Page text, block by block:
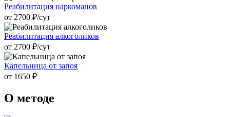
Реабилитация наркоманов
от 2700 ₽/cут
Реабилитация алкоголиков
от 2700 ₽/cут
Капельница от запоя
от 1650 ₽
О методе